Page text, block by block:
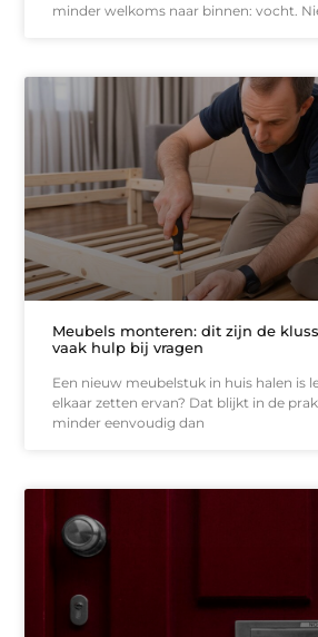
minder welkoms naar binnen: vocht.
Meubels monteren: dit zijn de
vaak hulp bij vragen
Een nieuw meubelstuk in huis halen is
elkaar zetten ervan? Dat blijkt in de
minder eenvoudig dan